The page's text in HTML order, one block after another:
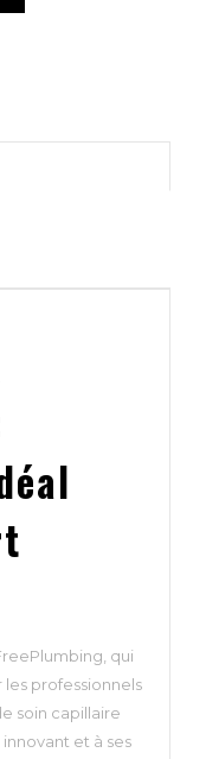
qui
professionnels
soin capillaire
et à ses